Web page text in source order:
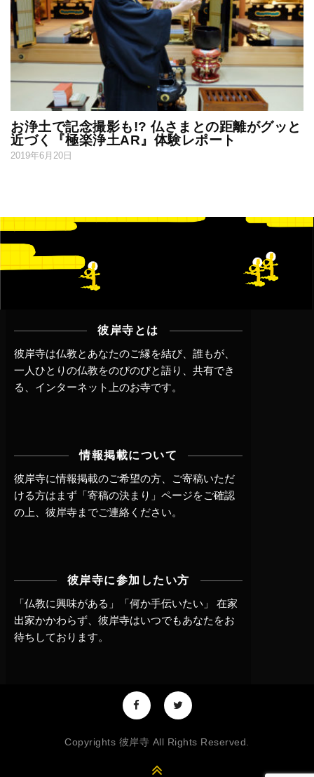
お浄土で記念撮影も!? 仏さまとの距離がグッと
近づく『極楽浄土AR』体験レポート
2019年6月20日
彼岸寺とは
彼岸寺は仏教とあなたのご縁を結び、誰もが、
一人ひとりの仏教をのびのびと語り、共有でき
る、インターネット上のお寺です。
情報掲載について
彼岸寺に情報掲載のご希望の方、ご寄稿いただ
ける方はまず 「寄稿の決まり」ページをご確認
の上、 彼岸寺までご連絡 ください。
彼岸寺に参加したい方
「仏教に興味がある」「何か手伝いたい」 在家
出家かかわらず、 彼岸寺はいつでもあなたをお
待ちしております。
Copyrights 彼岸寺 All Rights Reserved.